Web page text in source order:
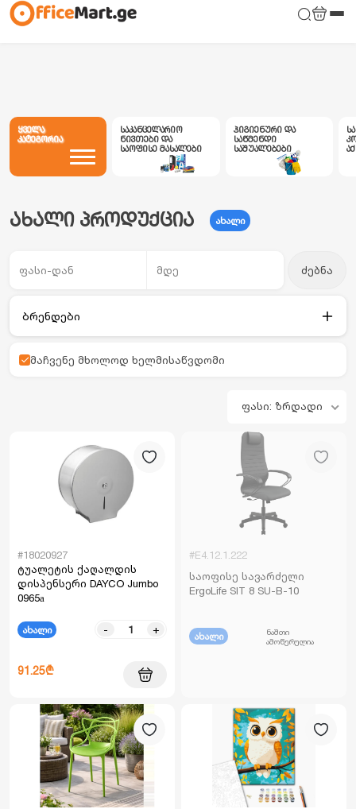
ყველა
კატეგორია
საკანცელარიო
ნივთები და
საოფისე მასალები
ჰიგიენური და
საწმენდი
საშუალებები
ახალი პროდუქცია ახალი
ძებნა
ბრენდები
მაჩვენე მხოლოდ ხელმისაწვდომი
ფასი: ზრდადი
#18020927
ტუალეტის ქაღალდის
დისპენსერი DAYCO Jumbo
0965а
ახალი - +
91.25₾
#E4.12.1.222
საოფისე სავარძელი
ErgoLife SIT 8 SU-B-10
ახალი
ნაშთი
ამოწურულია